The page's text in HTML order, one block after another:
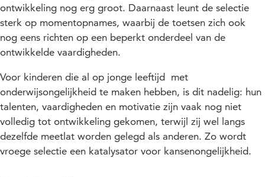
ontwikkeling nog erg groot. Daarnaast leunt de selectie
sterk op momentopnames, waarbij de toetsen zich ook
nog eens richten op een beperkt onderdeel van de
ontwikkelde vaardigheden.
Voor kinderen die al op jonge leeftijd met
onderwijsongelijkheid te maken hebben, is dit nadelig: hun
talenten, vaardigheden en motivatie zijn vaak nog niet
volledig tot ontwikkeling gekomen, terwijl zij wel langs
dezelfde meetlat worden gelegd als anderen. Zo wordt
vroege selectie een katalysator voor kansenongelijkheid.